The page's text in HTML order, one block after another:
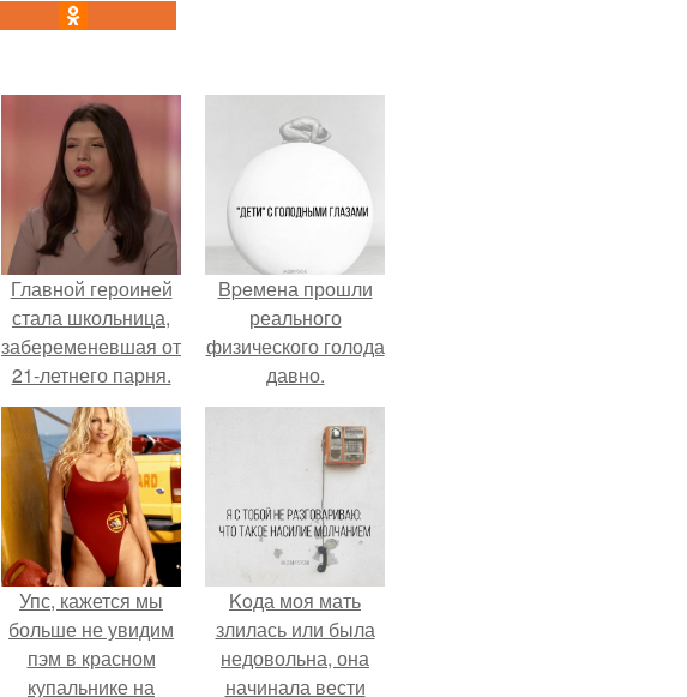
Главной героиней
стала школьница,
забеременевшая от
21-летнего парня.
Bpeмена прошли
реального
физического голода
давно.
Упс, кажется мы
больше не увидим
пэм в красном
купальнике на
Koда моя мать
злилась или была
недовольна, она
начинала вести